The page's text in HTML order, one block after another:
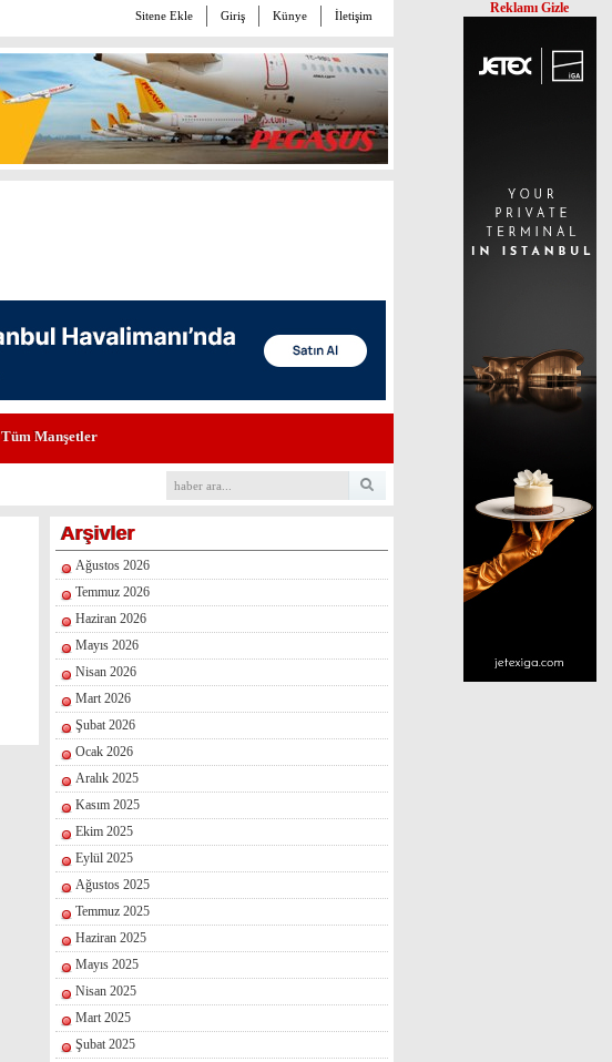
Sitene Ekle Giriş Künye İletişim
Tüm Manşetler
Arşivler
Ağustos 2026
Temmuz 2026
Haziran 2026
Mayıs 2026
Nisan 2026
Mart 2026
Şubat 2026
Ocak 2026
Aralık 2025
Kasım 2025
Ekim 2025
Eylül 2025
Ağustos 2025
Temmuz 2025
Haziran 2025
Mayıs 2025
Nisan 2025
Mart 2025
Şubat 2025
Reklamı Gizle